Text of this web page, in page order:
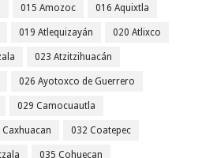
015 Amozoc 016 Aquixtla
019 Atlequizayán 020 Atlixco
023 Atzitzihuacán
026 Ayotoxco de Guerrero
029 Camocuautla
Caxhuacan 032 Coatepec
035 Cohuecan